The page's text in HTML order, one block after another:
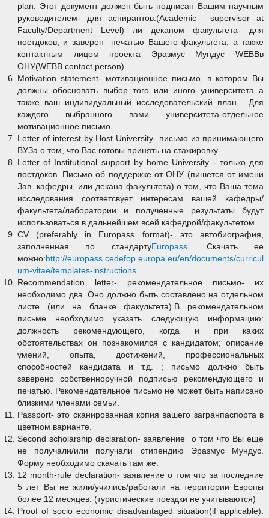
plan. Этот документ должен быть подписан Вашим научным
руководителем- для аспирантов.(Academic supervisor at
Faculty/Department Level) ли деканом факультета- для
постдоков, и заверен печатью Вашего факультета, а также
контактным лицом проекта Эразмус Мундус WEBBв
ОНУ(WEBB contact person).
Motivation statement- мотивационное письмо, в котором Вы
должны обосновать выбор того или иного университета а
также ваш индивидуальный исследовательский план . Для
каждого выбранного вами университета-отдельное
мотивационное письмо.
Letter of interest by Host University- письмо из принимающего
ВУЗа о том, что Вас готовы принять на стажировку.
Letter of Institutional support by home University - только для
постдоков. Письмо об поддержке от ОНУ (пишется от имени
Зав. кафедры, или декана факультета) о том, что Ваша тема
исследования соответсвует интересам вашей кафедры/
факультета/лаборатории и полученные результаты будут
использоваться в дальнейшем всей кафедрой/факультетом.
CV (preferably in Europass format)- это автобиография,
заполненная по стандартуEuropass. Скачать ее
можно: http://europass.cedefop.europa.eu/en/documents/curricul
um-vitae/templates-instructions
Recommendation letter- рекомендательное письмо- их
необходимо два. Оно должно быть составлено на отдельном
листе (или на бланке факультета).В рекомендательном
письме необходимо указать следующую информацию:
должность рекомендующего, когда и при каких
обстоятельствах он познакомился с кандидатом; описание
умений, опыта, достижений, профессиональных
способностей кандидата и т.д. ; письмо должно быть
заверено собственноручной подписью рекомендующего и
печатью. Рекомендательное письмо не может быть написано
близкими членами семьи.
Passport- это сканированная копия вашего загранпаспорта в
цветном варианте.
Second scholarship declaration- заявление о том что Вы еще
не получали/или получали стипендию Эразмус Мундус.
Форму необходимо скачать там же.
12 month-rule declaration- заявление о том что за последние
5 лет Вы не жили/учились/работали на территории Европы
более 12 месяцев. (туристические поездки не учитываются)
Proof of socio economic disadvantaged situation(if applicable).